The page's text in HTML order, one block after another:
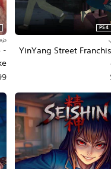
YinYang Street
PS4
-